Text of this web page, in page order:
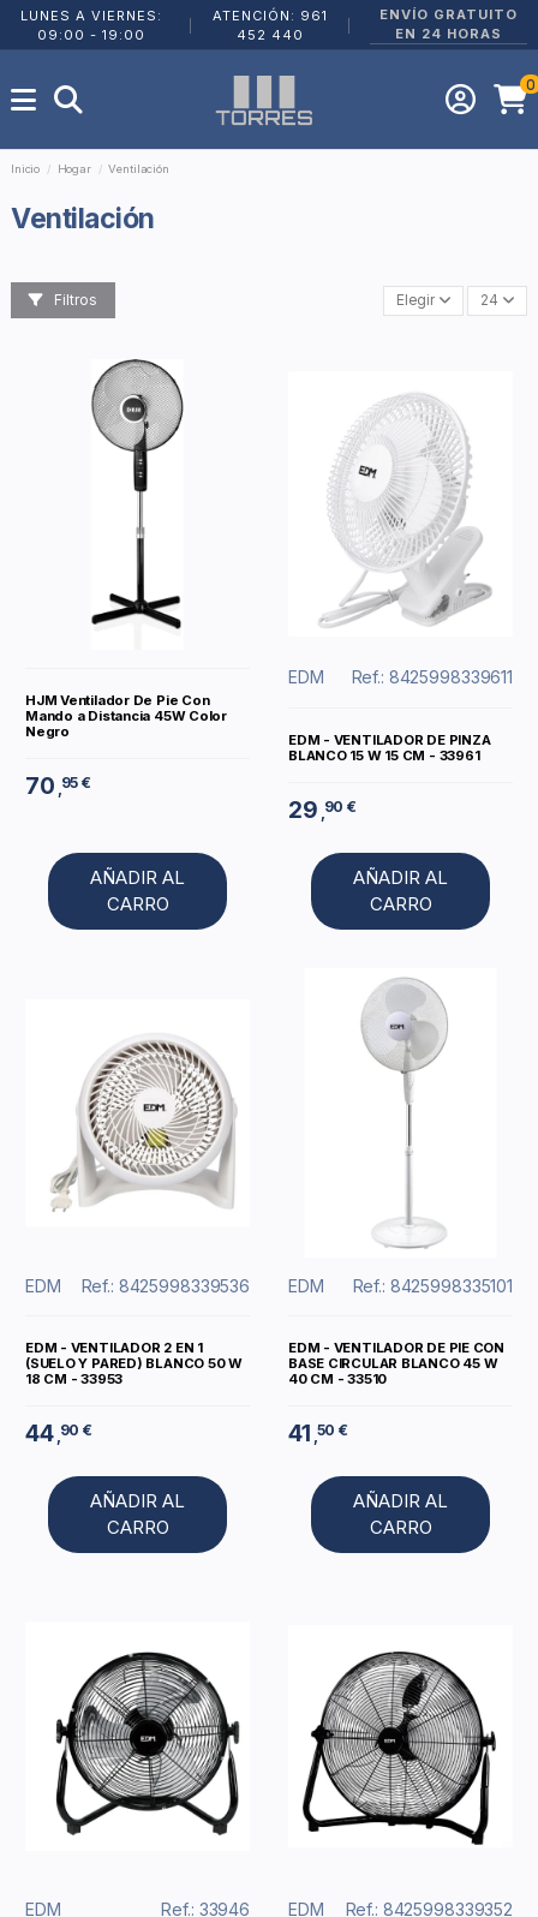
LUNES A VIERNES:
09:00 - 19:00
ATENCIÓN: 961
452 440
ENVÍO GRATUITO
EN 24 HORAS
0
Inicio Hogar Ventilación
Ventilación
Filtros Elegir 24
HJM Ventilador De Pie Con
Mando a Distancia 45W Color
Negro
70 95 €
AÑADIR AL
CARRO
EDM Ref.: 8425998339611
EDM - VENTILADOR DE PINZA
BLANCO 15 W 15 CM - 33961
29 90 €
AÑADIR AL
CARRO
EDM Ref.: 8425998339536
EDM - VENTILADOR 2 EN 1
(SUELO Y PARED) BLANCO 50 W
18 CM - 33953
44 ,90 €
AÑADIR AL
CARRO
EDM Ref.: 8425998335101
EDM - VENTILADOR DE PIE CON
BASE CIRCULAR BLANCO 45 W
40 CM - 33510
41 ,50 €
AÑADIR AL
CARRO
EDM Ref.: 33946 EDM Ref.: 8425998339352